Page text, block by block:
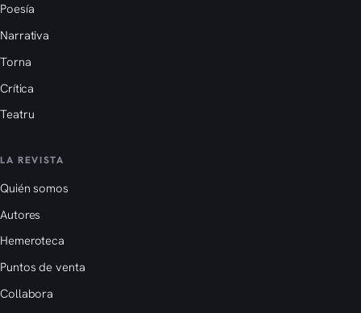
Poesía
Narrativa
Torna
Crítica
Teatru
LA REVISTA
Quién somos
Autores
Hemeroteca
Puntos de venta
Collabora